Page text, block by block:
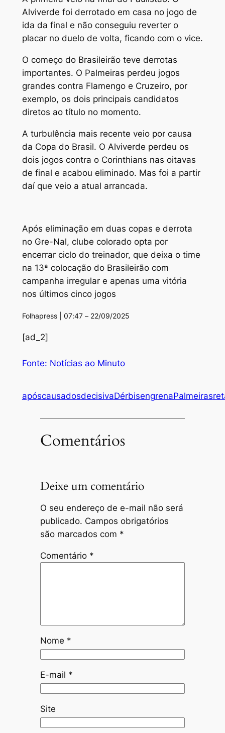
Alviverde foi derrotado em casa no jogo de
ida da final e não conseguiu reverter o
placar no duelo de volta, ficando com o vice.
O começo do Brasileirão teve derrotas
importantes. O Palmeiras perdeu jogos
grandes contra Flamengo e Cruzeiro, por
exemplo, os dois principais candidatos
diretos ao título no momento.
A turbulência mais recente veio por causa
da Copa do Brasil. O Alviverde perdeu os
dois jogos contra o Corinthians nas oitavas
de final e acabou eliminado. Mas foi a partir
daí que veio a atual arrancada.
Após eliminação em duas copas e derrota
no Gre-Nal, clube colorado opta por
encerrar ciclo do treinador, que deixa o time
na 13ª colocação do Brasileirão com
campanha irregular e apenas uma vitória
nos últimos cinco jogos
Folhapress | 07:47 – 22/09/2025
[ad_2]
Fonte: Notícias ao Minuto
apóscausadosdecisivaDérbisengrenaPalmeiras
Comentários
Deixe um comentário
O seu endereço de e-mail não será
publicado. Campos obrigatórios
são marcados com *
Comentário *
Nome *
E-mail *
Site